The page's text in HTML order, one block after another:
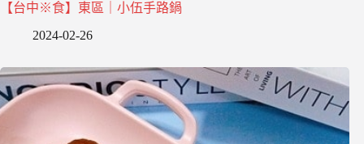
【台中※食】東區｜小伍手路鍋
2024-02-26